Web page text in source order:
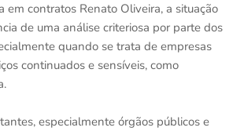
em contratos Renato Oliveira, a situação
de uma análise criteriosa por parte dos
quando se trata de empresas
continuados e sensíveis, como
especialmente órgãos públicos e